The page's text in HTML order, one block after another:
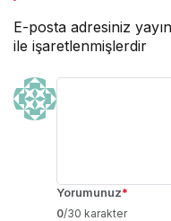
E-posta adresiniz
ile işaretlenmişlerdir
Yorumunuz*
0/30 karakter